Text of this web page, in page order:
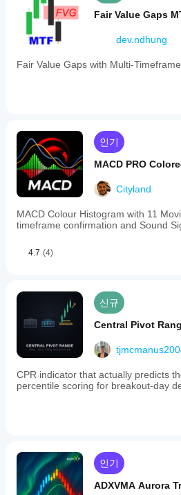
Fair Value Gaps
dev.ndhung
Fair Value Gaps with Multi-Timeframe.
인기
MACD PRO
Cityland
MACD Colour Histogram with 11
timeframe confirmation and Sound
4.7 (4)
신규
Central Pivot
CPR indicator that actually predicts
percentile scoring for breakout-day
인기
ADXVMA